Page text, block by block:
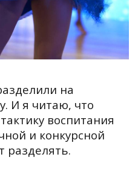
на
И я читаю, что
воспитания
и конкурсной
разделять.